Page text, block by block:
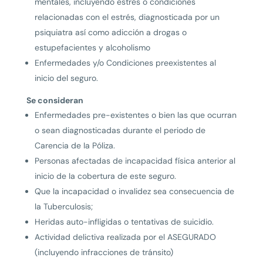
relacionadas con el estrés, diagnosticada por un
psiquiatra así como adicción a drogas o
estupefacientes y alcoholismo
Enfermedades y/o Condiciones preexistentes al
inicio del seguro.
Se consideran
Enfermedades pre-existentes o bien las que ocurran
o sean diagnosticadas durante el periodo de
Carencia de Ia Póliza.
Personas afectadas de incapacidad física anterior al
inicio de Ia cobertura de este seguro.
Que la incapacidad o invalidez sea consecuencia de
la Tuberculosis;
Heridas auto-infligidas o tentativas de suicidio.
Actividad delictiva realizada por el ASEGURADO
(incluyendo infracciones de tránsito)